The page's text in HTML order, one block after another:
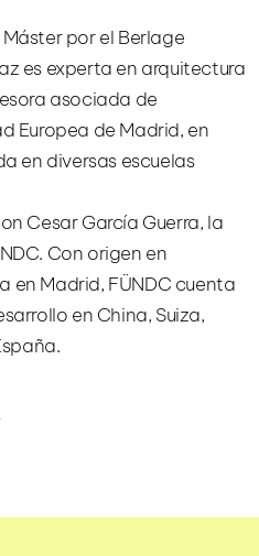
por el Berlage
es experta en arquitectura
asociada de
Europea de Madrid, en
en diversas escuelas
Cesar García Guerra, la
Con origen en
en Madrid, FÜNDC cuenta
en China, Suiza,